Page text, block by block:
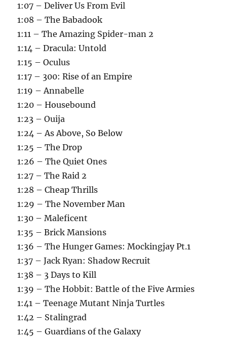
1:07 – Deliver Us From Evil
1:08 – The Babadook
1:11 – The Amazing Spider-man 2
1:14 – Dracula: Untold
1:15 – Oculus
1:17 – 300: Rise of an Empire
1:19 – Annabelle
1:20 – Housebound
1:23 – Ouija
1:24 – As Above, So Below
1:25 – The Drop
1:26 – The Quiet Ones
1:27 – The Raid 2
1:28 – Cheap Thrills
1:29 – The November Man
1:30 – Maleficent
1:35 – Brick Mansions
1:36 – The Hunger Games: Mockingjay Pt.1
1:37 – Jack Ryan: Shadow Recruit
1:38 – 3 Days to Kill
1:39 – The Hobbit: Battle of the Five Armies
1:41 – Teenage Mutant Ninja Turtles
1:42 – Stalingrad
1:45 – Guardians of the Galaxy